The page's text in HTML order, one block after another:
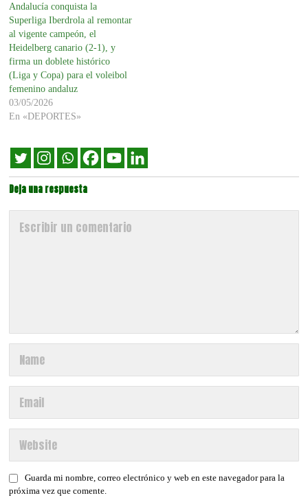
Andalucía conquista la
Superliga Iberdrola al remontar
al vigente campeón, el
Heidelberg canario (2-1), y
firma un doblete histórico
(Liga y Copa) para el voleibol
femenino andaluz
03/05/2026
En «DEPORTES»
Deja una respuesta
Guarda mi nombre, correo electrónico y web en este navegador para la
próxima vez que comente.